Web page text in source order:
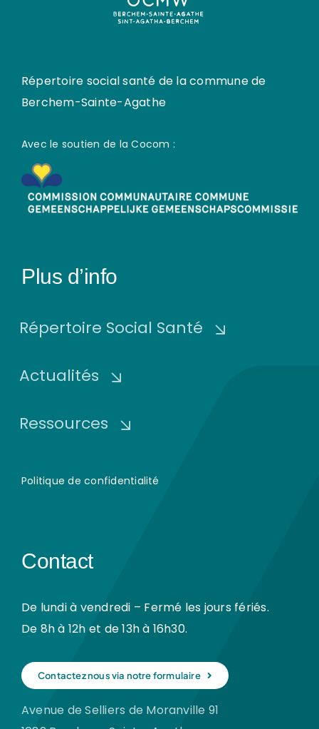
Répertoire social santé de la commune de
Berchem-Sainte-Agathe
Avec le soutien de la Cocom :
Plus d’info
Répertoire Social Santé
Actualités
Ressources
Politique de confidentialité
Contact
De lundi à vendredi – Fermé les jours fériés.
De 8h à 12h et de 13h à 16h30.
Contactez nous via notre formulaire
Avenue de Selliers de Moranville 91